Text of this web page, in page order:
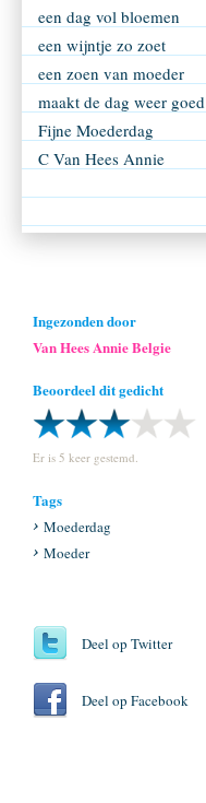
een dag vol bloemen
een wijntje zo zoet
een zoen van moeder
maakt de dag weer goed
Fijne Moederdag
C Van Hees Annie
Ingezonden door
Van Hees Annie Belgie
Beoordeel dit gedicht
Er is 5 keer gestemd.
Tags
Moederdag
Moeder
Deel op Twitter
Deel op Facebook